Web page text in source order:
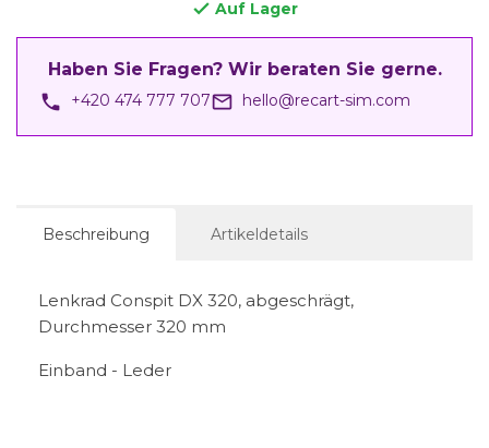
 Auf Lager
Haben Sie Fragen? Wir beraten Sie gerne.
phone +420 474 777 707mail_outline hello@recart-sim.com
Beschreibung Artikeldetails
Lenkrad Conspit DX 320, abgeschrägt,
Durchmesser 320 mm
Einband - Leder